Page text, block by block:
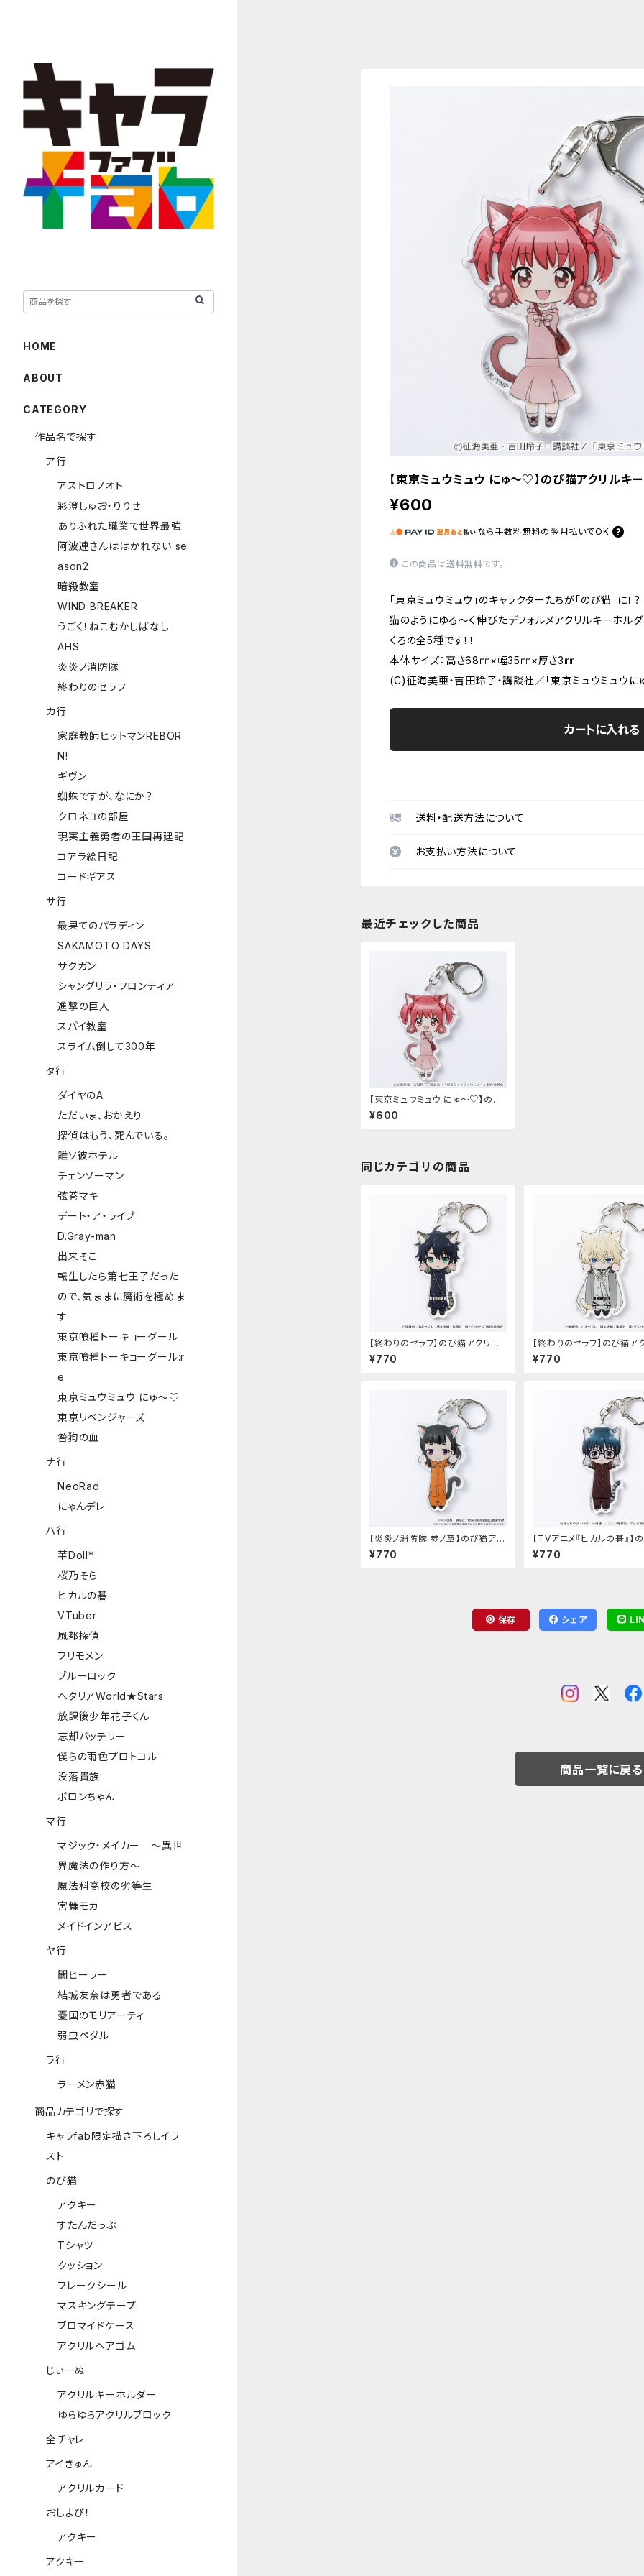
【東京ミュウミュウ にゅ〜♡】のび猫アクリルキー
¥600
なら 手数料無料の 翌月払いでOK
この商品は送料無料です。
「東京ミュウミュウ」のキャラクターたちが「のび猫」に！？
猫のようにゆる〜く伸びたデフォルメアクリルキーホルダ
くろの全5種です！！
本体サイズ：高さ68㎜×幅35㎜×厚さ3㎜
(C)征海美亜・吉田玲子・講談社／「東京ミュウミュウに
カートに入れる
送料・配送方法について
お支払い方法について
最近チェックした商品
【東京ミュウミュウ にゅ〜♡】のび
猫アクリルキーホルダー（いちご）
¥600
同じカテゴリの商品
【終わりのセラフ】のび猫アクリル
キーホルダー（百夜優一郎）
¥770
【終わりのセラフ】のび猫ア
キーホルダー（百夜ミカエラ）
¥770
【炎炎ノ消防隊 参ノ章】のび猫アク
リルキーホルダー（茉希 尾瀬）
¥770
【TVアニメ『ヒカルの碁』】
アクリルキーホルダー（筒井
¥770
保存 シェア
商品一覧に戻る
HOME
ABOUT
CATEGORY
作品名で探す
ア行
アストロノオト
彩澄しゅお・りりせ
ありふれた職業で世界最強
阿波連さんははかれない se
ason2
暗殺教室
WIND BREAKER
うごく！ねこむかしばなし
AHS
炎炎ノ消防隊
終わりのセラフ
カ行
家庭教師ヒットマンREBOR
N!
ギヴン
蜘蛛ですが、なにか？
クロネコの部屋
現実主義勇者の王国再建記
コアラ絵日記
コードギアス
サ行
最果てのパラディン
SAKAMOTO DAYS
サクガン
シャングリラ・フロンティア
進撃の巨人
スパイ教室
スライム倒して300年
タ行
ダイヤのA
ただいま、おかえり
探偵はもう、死んでいる。
誰ソ彼ホテル
チェンソーマン
弦巻マキ
デート・ア・ライブ
D.Gray-man
出来そこ
転生したら第七王子だった
ので、気ままに魔術を極めま
す
東京喰種トーキョーグール
東京喰種トーキョーグール:r
e
東京ミュウミュウ にゅ～♡
東京リベンジャーズ
咎狗の血
ナ行
NeoRad
にゃんデレ
ハ行
華Doll*
桜乃そら
ヒカルの碁
VTuber
風都探偵
フリモメン
ブルーロック
ヘタリアWorld★Stars
放課後少年花子くん
忘却バッテリー
僕らの雨色プロトコル
没落貴族
ポロンちゃん
マ行
マジック・メイカー ～異世
界魔法の作り方～
魔法科高校の劣等生
宮舞モカ
メイドインアビス
ヤ行
闇ヒーラー
結城友奈は勇者である
憂国のモリアーティ
弱虫ペダル
ラ行
ラーメン赤猫
商品カテゴリで探す
キャラfab限定描き下ろしイラ
スト
のび猫
アクキー
すたんだっぷ
Tシャツ
クッション
フレークシール
マスキングテープ
ブロマイドケース
アクリルヘアゴム
じぃーぬ
アクリルキーホルダー
ゆらゆらアクリルブロック
全チャレ
アイきゅん
アクリルカード
おしよび！
アクキー
アクキー